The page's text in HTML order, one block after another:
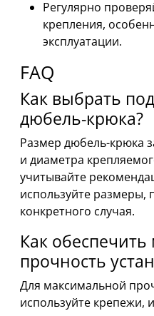
Регулярно
крепления,
эксплуатации.
FAQ
Как выбрать
дюбель-крюка?
Размер дюбель-крюка
и диаметра
учитывайте
используйте размеры,
конкретного случая.
Как
прочность
Для максимальной
используйте крепежи,